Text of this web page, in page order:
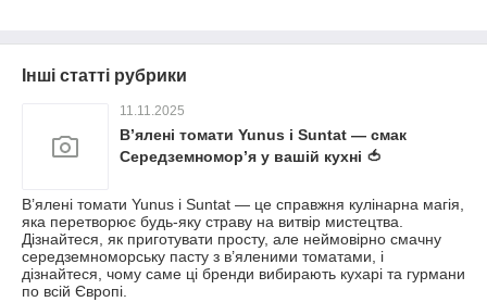
Інші статті рубрики
11.11.2025
В’ялені томати Yunus і Suntat — смак
Середземномор’я у вашій кухні 🍅
В’ялені томати Yunus і Suntat — це справжня кулінарна магія,
яка перетворює будь-яку страву на витвір мистецтва.
Дізнайтеся, як приготувати просту, але неймовірно смачну
середземноморську пасту з в’яленими томатами, і
дізнайтеся, чому саме ці бренди вибирають кухарі та гурмани
по всій Європі.